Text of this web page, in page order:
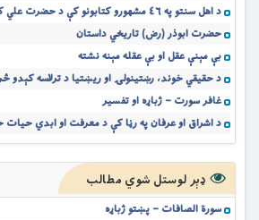
د اهل سنتو په ٤٦ مشهورو کتابونو کې د حضرت علي کرم الله
حضرت ابوذر (رض) تاریخي داستان
بې مېنې عقل او بې عقله مېنه نشته
د حقیقي خوند، رښتینولۍ او ریښتیا د ترلاسه کېدو
غافر سورت – ژباړه او تفسیر
د اشراق او عرفان په رڼا کې د معرفت او ابدي
ډېر لوستل شوي مطالب
سورة الصافات – پښتو ژباړه